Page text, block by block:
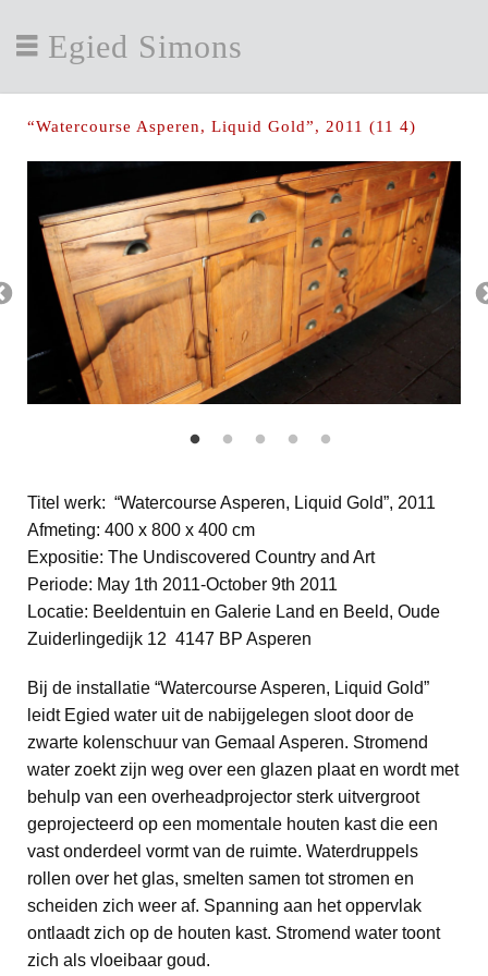
Egied Simons
“Watercourse Asperen, Liquid Gold”, 2011 (11 4)
Titel werk: “Watercourse Asperen, Liquid Gold”, 2011
Afmeting: 400 x 800 x 400 cm
Expositie: The Undiscovered Country and Art
Periode: May 1th 2011-October 9th 2011
Locatie: Beeldentuin en Galerie Land en Beeld, Oude
Zuiderlingedijk 12 4147 BP Asperen
Bij de installatie “Watercourse Asperen, Liquid Gold”
leidt Egied water uit de nabijgelegen sloot door de
zwarte kolenschuur van Gemaal Asperen. Stromend
water zoekt zijn weg over een glazen plaat en wordt met
behulp van een overheadprojector sterk uitvergroot
geprojecteerd op een momentale houten kast die een
vast onderdeel vormt van de ruimte. Waterdruppels
rollen over het glas, smelten samen tot stromen en
scheiden zich weer af. Spanning aan het oppervlak
ontlaadt zich op de houten kast. Stromend water toont
zich als vloeibaar goud.